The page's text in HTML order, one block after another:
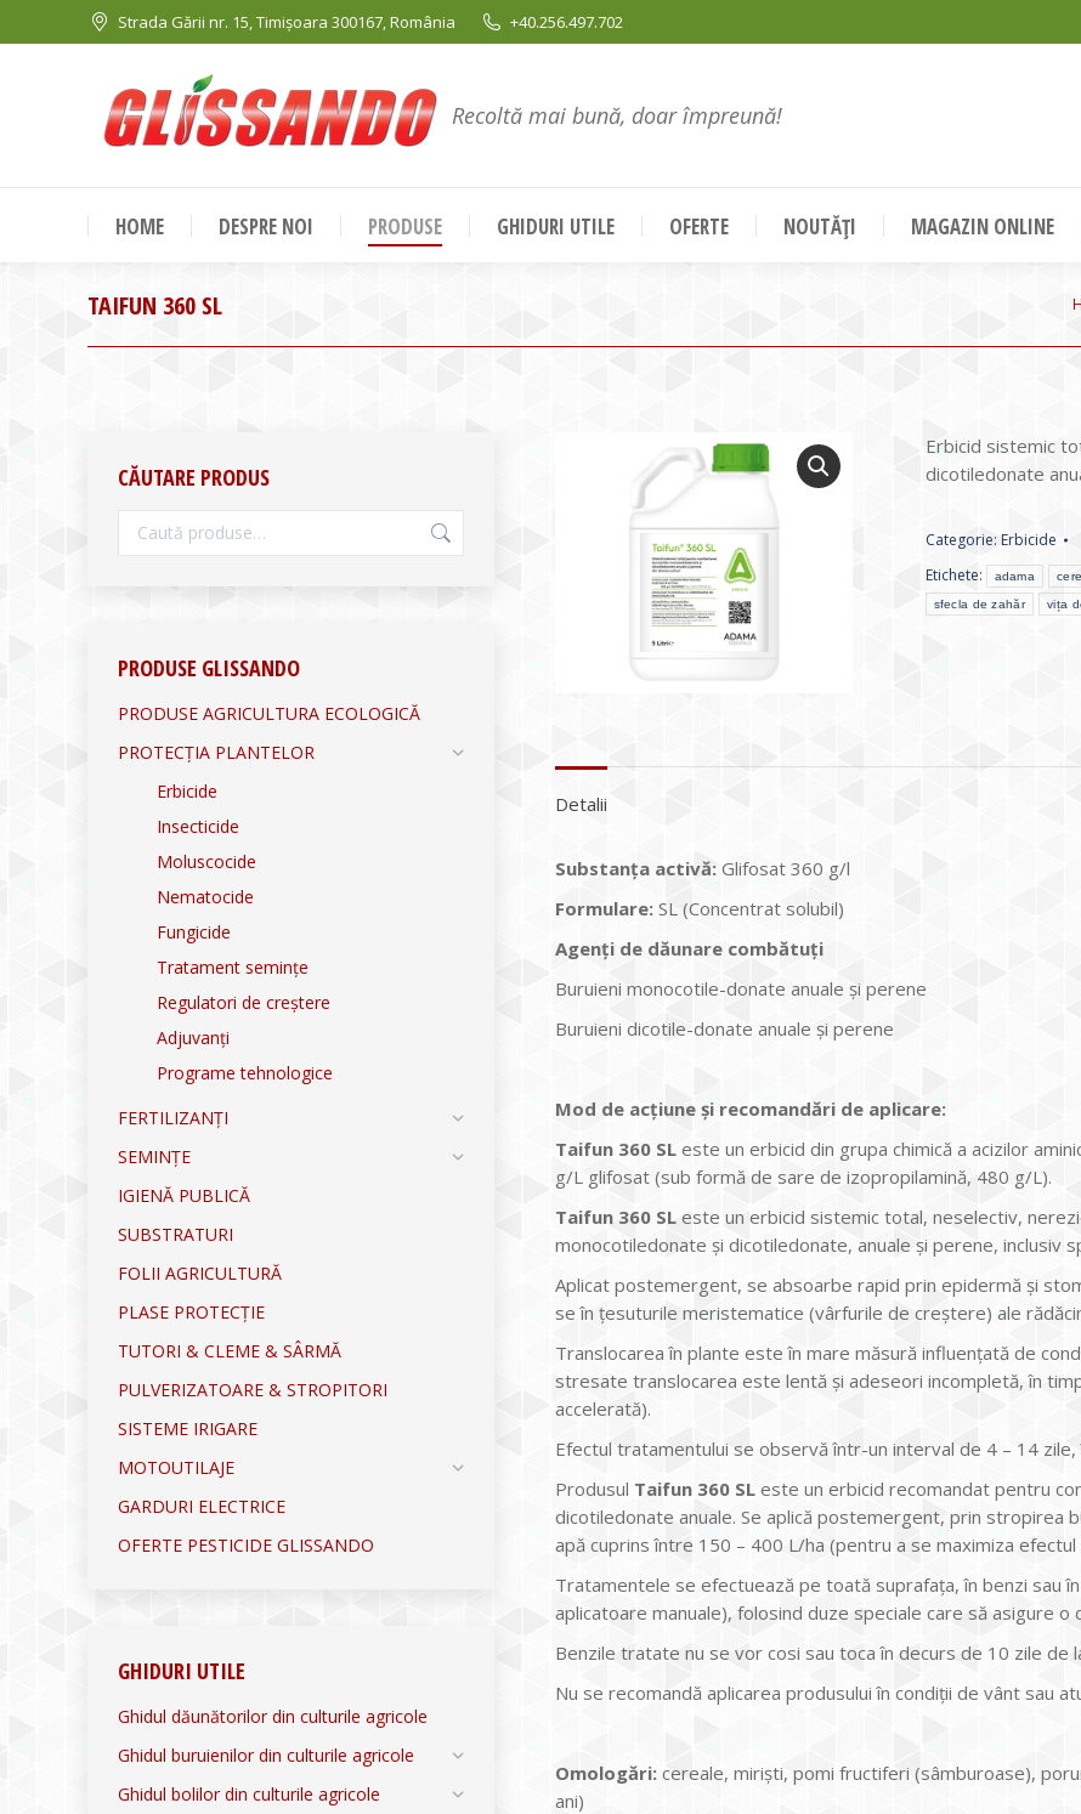
Strada Gării nr. 15, Timișoara 300167, România +40.256.497.702
Recoltă mai bună, doar împreună!
HOME DESPRE NOI PRODUSE GHIDURI UTILE OFERTE NOUTĂȚI MAGAZIN ONLINE
TAIFUN 360 SL
Erbicid sistemic
dicotiledonate
Categorie: Erbicide
Etichete:
adama
sfecla de zahăr vița
Detalii
Substanța activă: Glifosat 360 g/l
Formulare: SL (Concentrat solubil)
Agenți de dăunare combătuți
Buruieni monocotile-donate anuale și perene
Buruieni dicotile-donate anuale și perene
Mod de acțiune și recomandări de aplicare:
Taifun 360 SL este un erbicid din grupa chimică a acizilor
g/L glifosat (sub formă de sare de izopropilamină, 480 g/L).
Taifun 360 SL este un erbicid sistemic total, neselectiv,
monocotiledonate și dicotiledonate, anuale și perene, inclusiv
Aplicat postemergent, se absoarbe rapid prin epidermă și
se în țesuturile meristematice (vârfurile de creștere) ale
Translocarea în plante este în mare măsură influențată de
stresate translocarea este lentă și adeseori incompletă, în
accelerată).
Efectul tratamentului se observă într-un interval de 4 – 14 zile,
Produsul Taifun 360 SL este un erbicid recomandat pentru
dicotiledonate anuale. Se aplică postemergent, prin stropirea
apă cuprins între 150 – 400 L/ha (pentru a se maximiza
Tratamentele se efectuează pe toată suprafaţa, în benzi sau
aplicatoare manuale), folosind duze speciale care să asigure o
Benzile tratate nu se vor cosi sau toca în decurs de 10 zile de
Nu se recomandă aplicarea produsului în condiții de vânt sau
Omologări: cereale, miriști, pomi fructiferi (sâmburoase),
ani)
CĂUTARE PRODUS
PRODUSE GLISSANDO
PRODUSE AGRICULTURA ECOLOGICĂ
PROTECȚIA PLANTELOR
Erbicide
Insecticide
Moluscocide
Nematocide
Fungicide
Tratament semințe
Regulatori de creștere
Adjuvanți
Programe tehnologice
FERTILIZANȚI
SEMINȚE
IGIENĂ PUBLICĂ
SUBSTRATURI
FOLII AGRICULTURĂ
PLASE PROTECȚIE
TUTORI & CLEME & SÂRMĂ
PULVERIZATOARE & STROPITORI
SISTEME IRIGARE
MOTOUTILAJE
GARDURI ELECTRICE
OFERTE PESTICIDE GLISSANDO
GHIDURI UTILE
Ghidul dăunătorilor din culturile agricole
Ghidul buruienilor din culturile agricole
Ghidul bolilor din culturile agricole